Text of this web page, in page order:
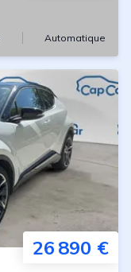
Automatique
26 890 €